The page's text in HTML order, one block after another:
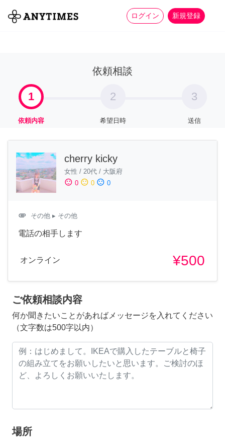
ログイン 新規登録
全て 家事 more_horiz
依頼相談
1
依頼内容
2
希望日時
3
送信
cherry kicky
女性 / 20代 / 大阪府
sentiment_satisfied 0 sentiment_neutral 0 sentiment_dissatisfied 0
attachment その他 ▸ その他
電話の相手します
オンライン ¥500
ご依頼相談内容
何か聞きたいことがあればメッセージを入れてください
（文字数は500字以内）
場所